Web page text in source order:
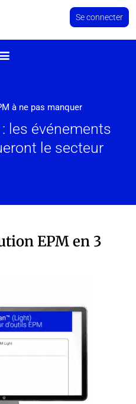
Se connecter
à ne pas manquer
les événements
le secteur
EPM en 3